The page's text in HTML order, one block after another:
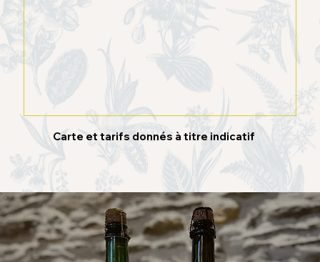
Carte et tarifs donnés à titre indicatif